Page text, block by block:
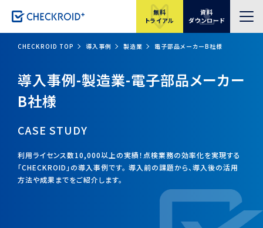
無料
トライアル
資料
ダウンロード
CHECKROID TOP 導入事例 製造業 電子部品メーカーB社様
導入事例-製造業-電子部品メーカー
B社様
CASE STUDY
利用ライセンス数10,000以上の実績！点検業務の効率化を実現する
「CHECKROID」の導入事例です。 導入前の課題から、導入後の活用
方法や成果までをご紹介します。